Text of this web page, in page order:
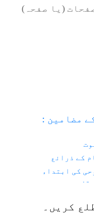
(یا صفحہ)
مضامین :
10 - زمین پر پہلا قتل
کریں۔